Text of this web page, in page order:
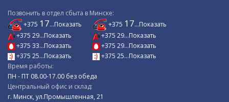
Позвонить в отдел сбыта в Минске:
+375 17...Показать
+375 29...Показать
+375 33...Показать
+375 25...Показать
+375 17...Показать
+375 29...Показать
+375 29...Показать
+375 25...Показать
Время работы:
ПН - ПТ 08.00-17.00 без обеда
Центральный офис и склад:
г. Минск, ул.Промышленная, 21